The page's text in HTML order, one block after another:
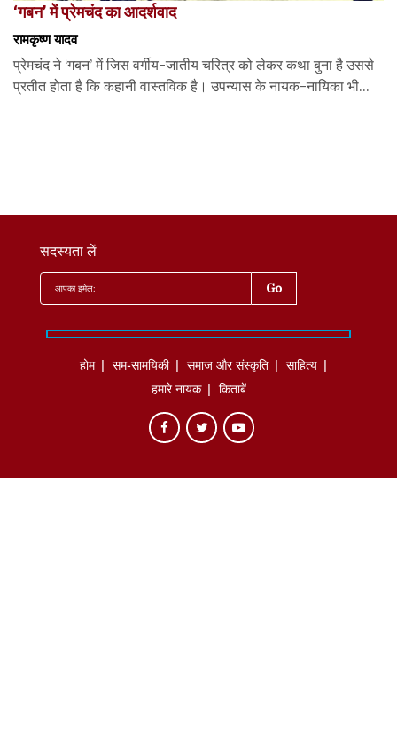
‘गबन’ में प्रेमचंद का आदर्शवाद
रामकृष्ण यादव
प्रेमचंद ने ‘गबन’ में जिस वर्गीय-जातीय चरित्र को लेकर कथा बुना है उससे
प्रतीत होता है कि कहानी वास्तविक है। उपन्यास के नायक-नायिका भी...
सदस्यता लें
होम सम-सामयिकी समाज और संस्कृति
साहित्‍य
हमारे नायक
किताबें